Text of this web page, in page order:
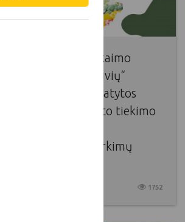
d. įvyko Lietuvos kaimo
„LKT dirbtuvių“
metu buvo pristatytos
trumpas maisto tiekimo
viešųjų maisto pirkimų
1752